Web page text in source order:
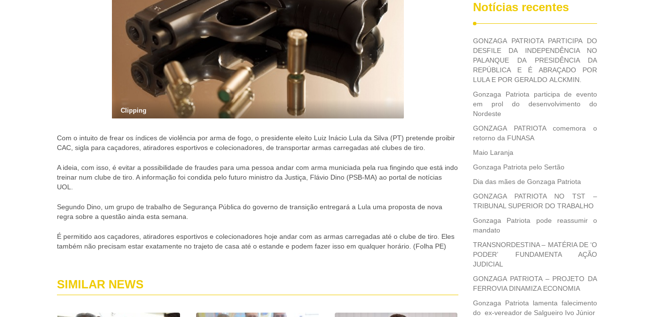
Clipping
Com o intuito de frear os índices de violência por arma de fogo, o presidente eleito Luiz Inácio Lula da Silva (PT) pretende proibir
CAC, sigla para caçadores, atiradores esportivos e colecionadores, de transportar armas carregadas até clubes de tiro.
A ideia, com isso, é evitar a possibilidade de fraudes para uma pessoa andar com arma municiada pela rua fingindo que está indo
treinar num clube de tiro. A informação foi condida pelo futuro ministro da Justiça, Flávio Dino (PSB-MA) ao portal de notícias
UOL.
Segundo Dino, um grupo de trabalho de Segurança Pública do governo de transição entregará a Lula uma proposta de nova
regra sobre a questão ainda esta semana.
É permitido aos caçadores, atiradores esportivos e colecionadores hoje andar com as armas carregadas até o clube de tiro. Eles
também não precisam estar exatamente no trajeto de casa até o estande e podem fazer isso em qualquer horário. (Folha PE)
SIMILAR NEWS
Notícias recentes
GONZAGA PATRIOTA PARTICIPA DO
DESFILE DA INDEPENDÊNCIA NO
PALANQUE DA PRESIDÊNCIA DA
REPÚBLICA E É ABRAÇADO POR
LULA E POR GERALDO ALCKMIN.
Gonzaga Patriota participa de evento
em prol do desenvolvimento do
Nordeste
GONZAGA PATRIOTA comemora o
retorno da FUNASA
Maio Laranja
Gonzaga Patriota pelo Sertão
Dia das mães de Gonzaga Patriota
GONZAGA PATRIOTA NO TST –
TRIBUNAL SUPERIOR DO TRABALHO
Gonzaga Patriota pode reassumir o
mandato
TRANSNORDESTINA – MATÉRIA DE ‘O
PODER’ FUNDAMENTA AÇÃO
JUDICIAL
GONZAGA PATRIOTA – PROJETO DA
FERROVIA DINAMIZA ECONOMIA
Gonzaga Patriota lamenta falecimento
do ex-vereador de Salgueiro Ivo Júnior